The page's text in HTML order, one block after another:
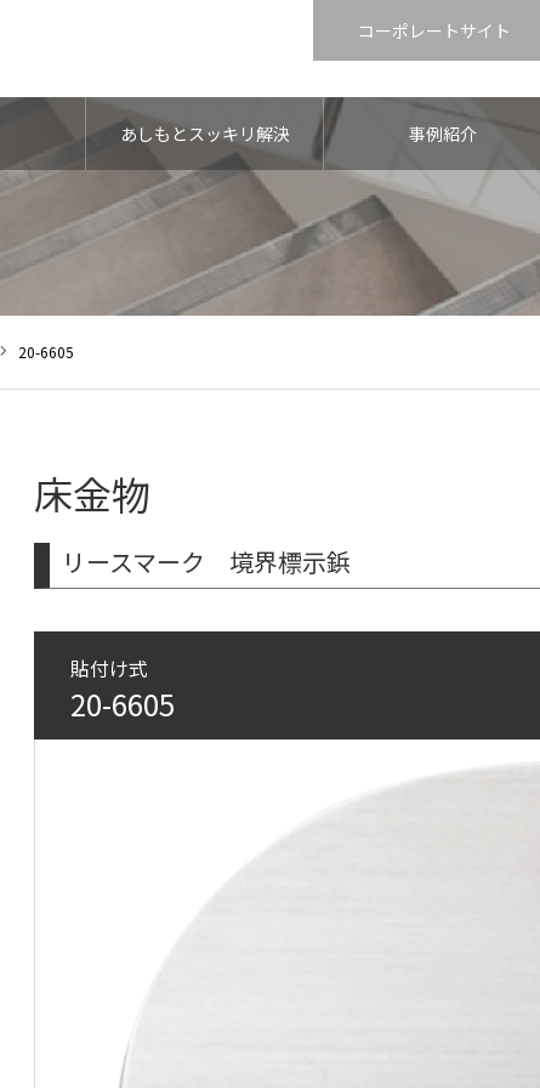
コーポレートサイト
あしもとスッキリ解決 事例紹介
20-6605
床金物
リースマーク 境界標示鋲
貼付け式
20-6605